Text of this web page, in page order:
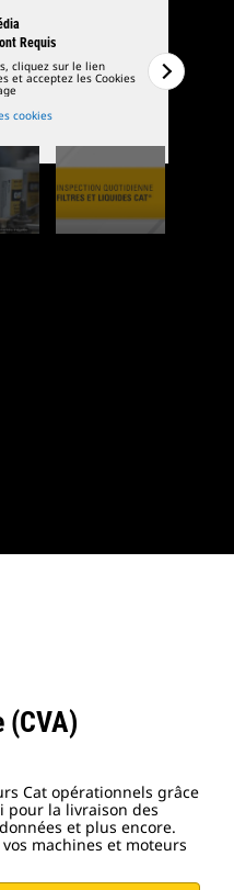
Requis
cliquez sur le lien
et acceptez les Cookies
cookies
(CVA)
Cat opérationnels grâce
pour la livraison des
et plus encore.
machines et moteurs